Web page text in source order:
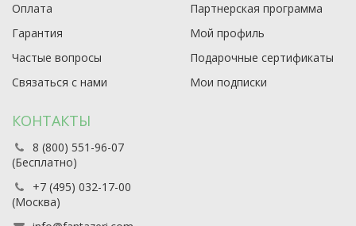
Оплата
Гарантия
Частые вопросы
Связаться с нами
Партнерская программа
Мой профиль
Подарочные сертификаты
Мои подписки
КОНТАКТЫ
8 (800) 551-96-07
(Бесплатно)
+7 (495) 032-17-00
(Москва)